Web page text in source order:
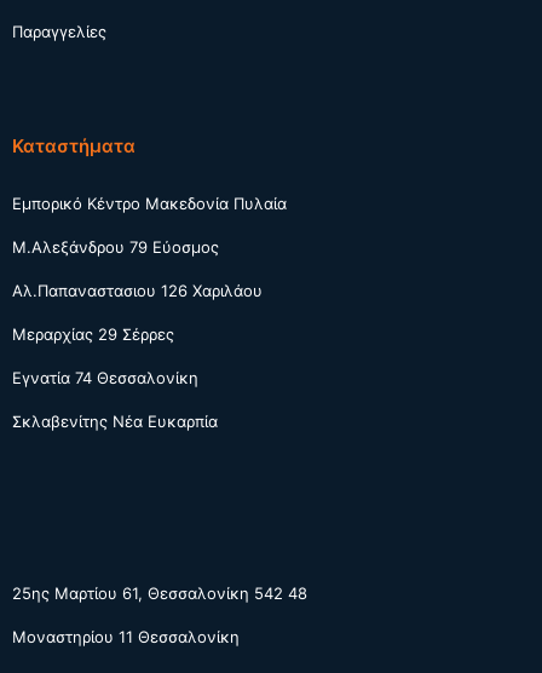
Παραγγελίες
Καταστήματα
Εμπορικό Κέντρο Μακεδονία Πυλαία
Μ.Αλεξάνδρου 79 Εύοσμος
Αλ.Παπαναστασιου 126 Χαριλάου
Μεραρχίας 29 Σέρρες
Εγνατία 74 Θεσσαλονίκη
Σκλαβενίτης Νέα Ευκαρπία
25ης Μαρτίου 61, Θεσσαλονίκη 542 48
Μοναστηρίου 11 Θεσσαλονίκη